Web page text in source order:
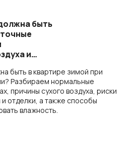
быть
и
быть в квартире зимой при
Разбираем нормальные
причины сухого воздуха, риски
отделки, а также способы
влажность.